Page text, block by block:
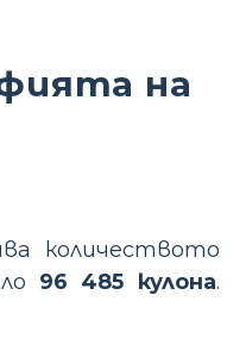
на
количеството
96 485 кулона.